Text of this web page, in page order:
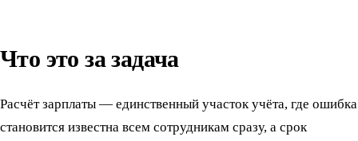
Что это за задача
Расчёт зарплаты — единственный участок учёта, где ошибка
становится известна всем сотрудникам сразу, а срок